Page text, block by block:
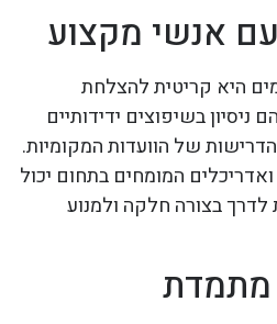
אנשי מקצוע
היא קריטית להצלחת
בשיפוצים ידידותיים
של הוועדות המקומיות.
המומחים בתחום יכול
לדרך בצורה חלקה ולמנוע